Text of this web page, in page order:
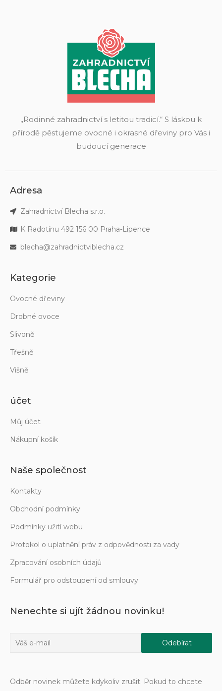
„Rodinné zahradnictví s letitou tradicí.“ S láskou k
přírodě pěstujeme ovocné i okrasné dřeviny pro Vás i
budoucí generace
Adresa
Zahradnictví Blecha s.r.o.
K Radotínu 492 156 00 Praha-Lipence
blecha@zahradnictviblecha.cz
Kategorie
Ovocné dřeviny
Drobné ovoce
Slivoně
Třešně
Višně
účet
Můj účet
Nákupní košík
Naše společnost
Kontakty
Obchodní podmínky
Podmínky užití webu
Protokol o uplatnění práv z odpovědnosti za vady
Zpracování osobních údajů
Formulář pro odstoupení od smlouvy
Nenechte si ujít žádnou novinku!
Odběr novinek můžete kdykoliv zrušit. Pokud to chcete